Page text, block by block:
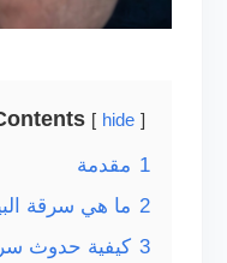
hide
1 مقدمة
2 ما هي سرقة
3 كيفية حدوث